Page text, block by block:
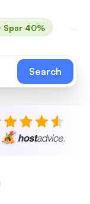
Spar 40%
Search